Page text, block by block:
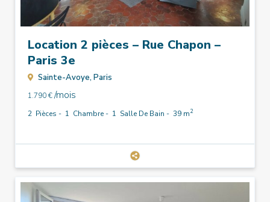
Location 2 pièces – Rue Chapon –
Paris 3e
Sainte-Avoye, Paris
1.790 €/mois
2 Pièces - 1 Chambre - 1 Salle De Bain - 39 m2